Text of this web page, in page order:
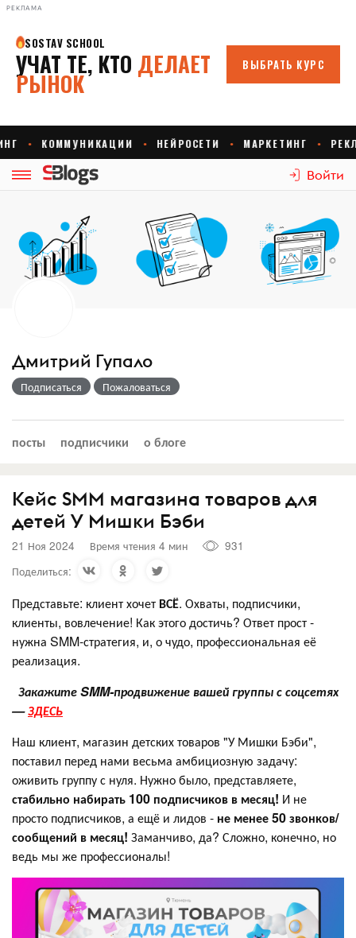
РЕКЛАМА
Войти
Дмитрий Гупало
Подписаться Пожаловаться
посты подписчики о блоге
Кейс SMM магазина товаров для
детей У Мишки Бэби
21 Ноя 2024 Время чтения 4 мин
931
Поделиться:
Представьте: клиент хочет ВСЁ. Охваты, подписчики,
клиенты, вовлечение! Как этого достичь? Ответ прост -
нужна SMM-стратегия, и, о чудо, профессиональная её
реализация.
Закажите SMM-продвижение вашей группы с соцсетях
—ЗДЕСЬ
Наш клиент, магазин детских товаров "У Мишки Бэби",
поставил перед нами весьма амбициозную задачу:
оживить группу с нуля. Нужно было, представляете,
стабильно набирать 100 подписчиков в месяц! И не
просто подписчиков, а ещё и лидов - не менее50 звонков/
сообщений в месяц! Заманчиво, да? Сложно, конечно, но
ведь мы же профессионалы!